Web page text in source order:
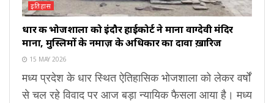
इतिहास
धार की भोजशाला को इंदौर हाईकोर्ट ने माना वाग्देवी मंदिर
माना, मुस्लिमों के नमाज़ के अधिकार का दावा ख़ारिज
15 MAY 2026
मध्य प्रदेश के धार स्थित ऐतिहासिक भोजशाला को लेकर वर्षों
से चल रहे विवाद पर आज बड़ा न्यायिक फैसला आया है। मध्य